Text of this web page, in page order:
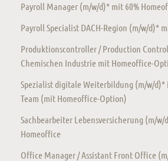
Payroll Manager (m/w/d)* mit 60%
Payroll Specialist DACH-Region (m/w/d)*
Produktionscontroller / Production
Chemischen Industrie mit Homeoffice-
Spezialist digitale Weiterbildung (m/w/d)*
Team (mit Homeoffice-Option)
Sachbearbeiter Lebensversicherung (m/w/
Homeoffice
Office Manager / Assistant Front Office